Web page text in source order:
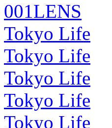
001LENS
Tokyo Life
Tokyo Life
Tokyo Life
Tokyo Life
Tokyo Life